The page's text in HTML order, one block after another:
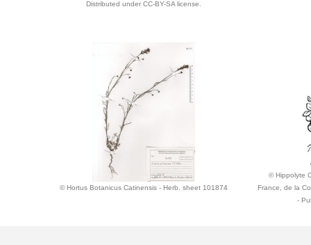
Distributed under CC-BY-SA license.
© Hortus Botanicus Catinensis - Herb. sheet 101874
© Hippolyte
France, de la
-